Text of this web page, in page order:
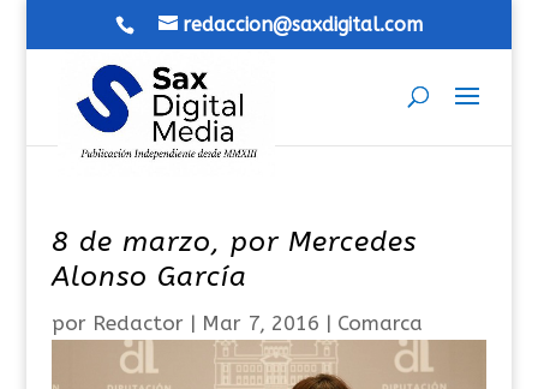
redaccion@saxdigital.com
8 de marzo, por Mercedes
Alonso García
por Redactor| Mar 7, 2016 | Comarca